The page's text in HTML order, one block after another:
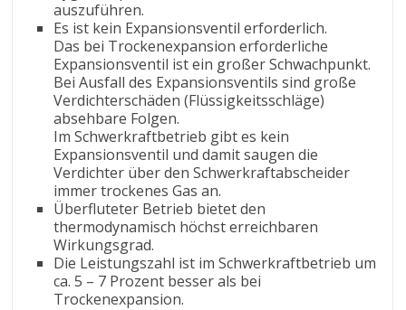
auszuführen.
Es ist kein Expansionsventil erforderlich.
Das bei Trockenexpansion erforderliche
Expansionsventil ist ein großer Schwachpunkt.
Bei Ausfall des Expansionsventils sind große
Verdichterschäden (Flüssigkeitsschläge)
absehbare Folgen.
Im Schwerkraftbetrieb gibt es kein
Expansionsventil und damit saugen die
Verdichter über den Schwerkraftabscheider
immer trockenes Gas an.
Überfluteter Betrieb bietet den
thermodynamisch höchst erreichbaren
Wirkungsgrad.
Die Leistungszahl ist im Schwerkraftbetrieb um
ca. 5 – 7 Prozent besser als bei
Trockenexpansion.